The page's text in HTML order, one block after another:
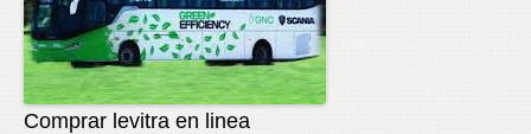
Comprar levitra en linea